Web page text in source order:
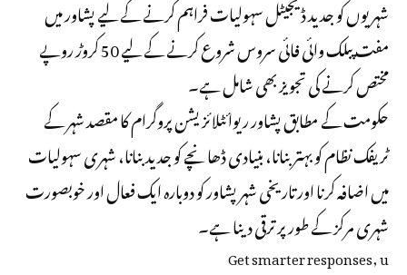
شہریوں کو جدید ڈیجیٹل سہولیات فراہم کرنے کے لیے پشاور میں
مفت پبلک وائی فائی سروس شروع کرنے کے لیے 50 کروڑ روپے
مختص کرنے کی تجویز بھی شامل ہے۔
حکومت کے مطابق پشاور ریوائٹلائزیشن پروگرام کا مقصد شہر کے
ٹریفک نظام کو بہتر بنانا، بنیادی ڈھانچے کو جدید بنانا، شہری سہولیات
میں اضافہ کرنا اور تاریخی شہر پشاور کو دوبارہ ایک فعال اور خوبصورت
شہری مرکز کے طور پر ترقی دینا ہے۔
Get smarter responses, u